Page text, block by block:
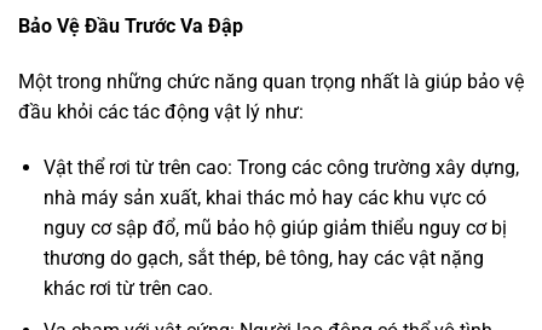
Bảo Vệ Đầu Trước Va Đập
Một trong những chức năng quan trọng nhất là giúp bảo vệ
đầu khỏi các tác động vật lý như:
Vật thể rơi từ trên cao: Trong các công trường xây dựng,
nhà máy sản xuất, khai thác mỏ hay các khu vực có
nguy cơ sập đổ, mũ bảo hộ giúp giảm thiểu nguy cơ bị
thương do gạch, sắt thép, bê tông, hay các vật nặng
khác rơi từ trên cao.